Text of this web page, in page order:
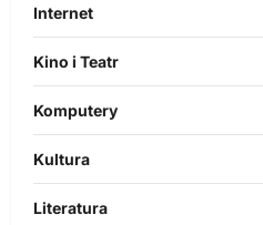
Internet
Kino i Teatr
Komputery
Kultura
Literatura